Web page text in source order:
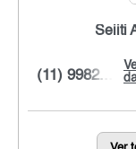
Seiiti
(11) 9982...